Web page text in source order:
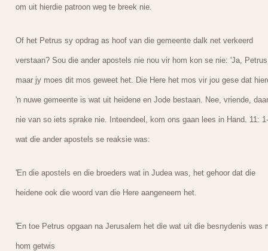
om uit hierdie patroon weg te breek nie.
Of het Petrus sy opdrag as hoof van die gemeente dalk net verkeerd
verstaan? Sou die ander apostels nie nou vir hom kon se nie: 'Ja,
maar jy moes dit mos geweet het. Die Here het mos vir jou gese dat
'n nuwe gemeente is wat uit heidene en Jode bestaan. Nee, vriende,
nie van so iets sprake nie. Inteendeel, kom ons gaan lees in Hand. 11:
wat die ander apostels se reaksie was:
'En die apostels en die broeders wat in Judea was, het gehoor dat die
heidene ook die woord van die Here aangeneem het.
'En toe Petrus opgaan na Jerusalem het die wat uit die besnydenis was
hom getwis